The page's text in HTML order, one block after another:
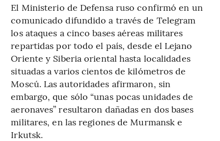
El Ministerio de Defensa ruso confirmó en un
comunicado difundido a través de Telegram
los ataques a cinco bases aéreas militares
repartidas por todo el país, desde el Lejano
Oriente y Siberia oriental hasta localidades
situadas a varios cientos de kilómetros de
Moscú. Las autoridades afirmaron, sin
embargo, que sólo “unas pocas unidades de
aeronaves” resultaron dañadas en dos bases
militares, en las regiones de Murmansk e
Irkutsk.